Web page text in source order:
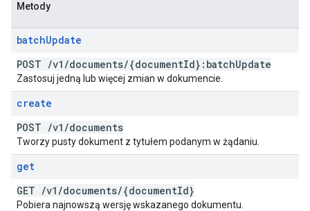
Metody
batchUpdate
POST /v1 /documents/{documentId}:batchUpdate
Zastosuj jedną lub więcej zmian w dokumencie.
create
POST /v1 /documents
Tworzy pusty dokument z tytułem podanym w żądaniu.
get
GET /v1 /documents/{documentId}
Pobiera najnowszą wersję wskazanego dokumentu.